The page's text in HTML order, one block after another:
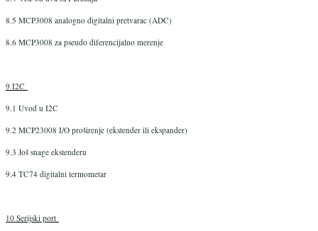
8.5 MCP3008 analogno digitalni pretvarac (ADC)
8.6 MCP3008 za pseudo diferencijalno merenje
9 I2C
9.1 Uvod u I2C
9.2 MCP23008 I/O proširenje (ekstender ili ekspander)
9.3 Još snage ekstenderu
9.4 TC74 digitalni termometar
10 Serijski port